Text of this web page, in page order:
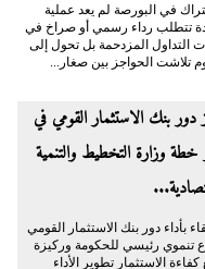
في البورصة لم يعد عملية
تتطلب رداء رسمي أو صراخ في
التداول المزدحمة بل تحول إلى
تلاشت الحواجز بين صغار...
دور بنك الاستثمار القومي في
خطة وزارة التخطيط والتنمية
بأداء دور بنك الاستثمار القومي
تنموي رئيسي للحكومة وركيزة
كفاءة الاستثمار تطوير الأداء